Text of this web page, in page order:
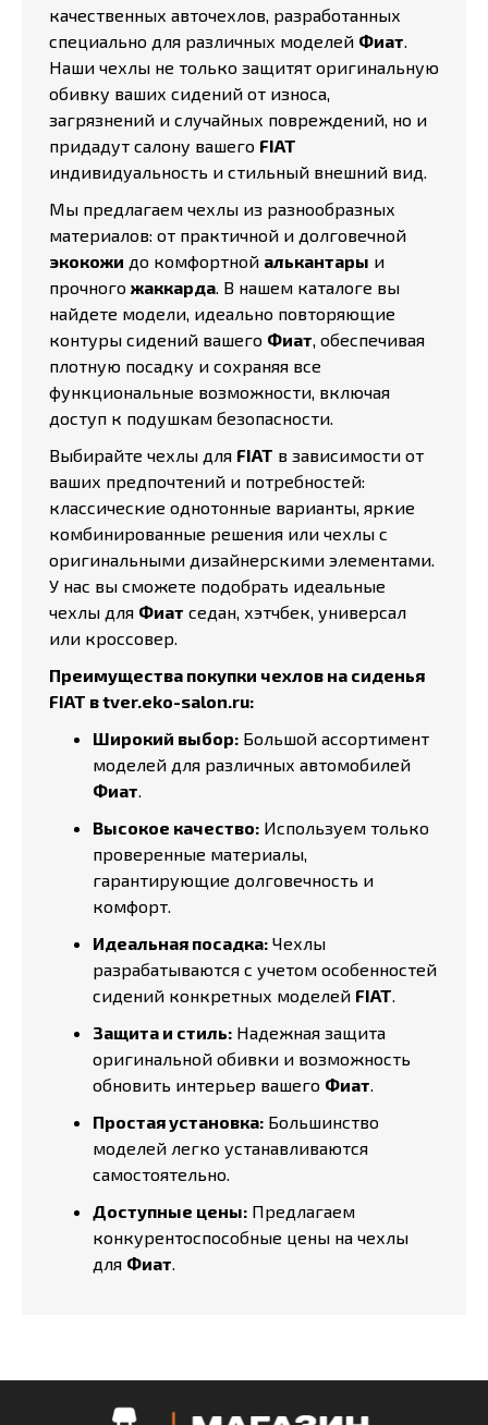
качественных авточехлов, разработанных
специально для различных моделей Фиат.
Наши чехлы не только защитят оригинальную
обивку ваших сидений от износа,
загрязнений и случайных повреждений, но и
придадут салону вашего FIAT
индивидуальность и стильный внешний вид.
Мы предлагаем чехлы из разнообразных
материалов: от практичной и долговечной
экокожи до комфортной алькантары и
прочного жаккарда. В нашем каталоге вы
найдете модели, идеально повторяющие
контуры сидений вашего Фиат, обеспечивая
плотную посадку и сохраняя все
функциональные возможности, включая
доступ к подушкам безопасности.
Выбирайте чехлы для FIAT в зависимости от
ваших предпочтений и потребностей:
классические однотонные варианты, яркие
комбинированные решения или чехлы с
оригинальными дизайнерскими элементами.
У нас вы сможете подобрать идеальные
чехлы для Фиат седан, хэтчбек, универсал
или кроссовер.
Преимущества покупки чехлов на сиденья
FIAT в tver.eko-salon.ru:
Широкий выбор: Большой ассортимент
моделей для различных автомобилей
Фиат.
Высокое качество: Используем только
проверенные материалы,
гарантирующие долговечность и
комфорт.
Идеальная посадка: Чехлы
разрабатываются с учетом особенностей
сидений конкретных моделей FIAT.
Защита и стиль: Надежная защита
оригинальной обивки и возможность
обновить интерьер вашего Фиат.
Простая установка: Большинство
моделей легко устанавливаются
самостоятельно.
Доступные цены: Предлагаем
конкурентоспособные цены на чехлы
для Фиат.